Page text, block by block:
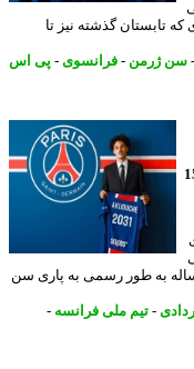
گذشته نیز تا
-فرانسوی-پی اس
شده است و مگنس آکلیوش 24 ساله به طور رسمی به پاری سن
-تیم ملی فرانسه
-